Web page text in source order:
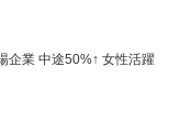
企業 中途50%↑ 女性活躍